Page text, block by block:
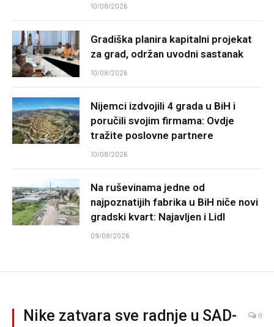
10/08/2026
Gradiška planira kapitalni projekat
za grad, održan uvodni sastanak
10/08/2026
Nijemci izdvojili 4 grada u BiH i
poručili svojim firmama: Ovdje
tražite poslovne partnere
10/08/2026
Na ruševinama jedne od
najpoznatijih fabrika u BiH niče novi
gradski kvart: Najavljen i Lidl
09/08/2026
Nike zatvara sve radnje u SAD-
0